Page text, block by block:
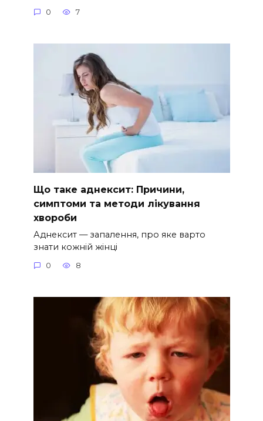
0 7
Що таке аднексит: Причини,
симптоми та методи лікування
хвороби
Аднексит — запалення, про яке варто
знати кожній жінці
0 8